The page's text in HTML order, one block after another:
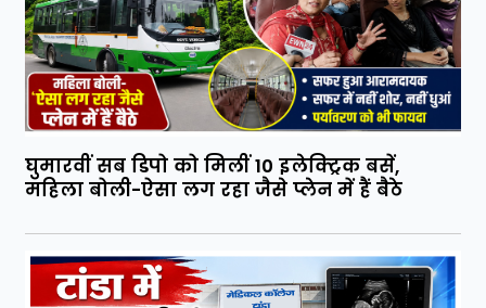
घुमारवीं सब डिपो को मिलीं 10 इलेक्ट्रिक बसें,
महिला बोली-ऐसा लग रहा जैसे प्लेन में हैं बैठे